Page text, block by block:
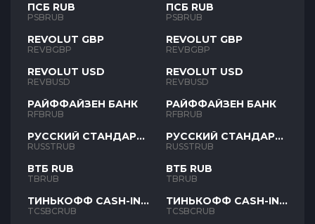
ПСБ RUB
PSBRUB
REVOLUT GBP
REVBGBP
REVOLUT USD
REVBUSD
РАЙФФАЙЗЕН БАНК
RFBRUB
РУССКИЙ СТАНДАРТ
RUB
RUSSTRUB
ВТБ RUB
TBRUB
ТИНЬКОФФ CASH-IN
RUB
TCSBCRUB
ПСБ RUB
PSBRUB
REVOLUT GBP
REVBGBP
REVOLUT USD
REVBUSD
РАЙФФАЙЗЕН БАНК
RFBRUB
РУССКИЙ СТАНДАРТ
RUB
RUSSTRUB
ВТБ RUB
TBRUB
ТИНЬКОФФ CASH-IN
RUB
TCSBCRUB